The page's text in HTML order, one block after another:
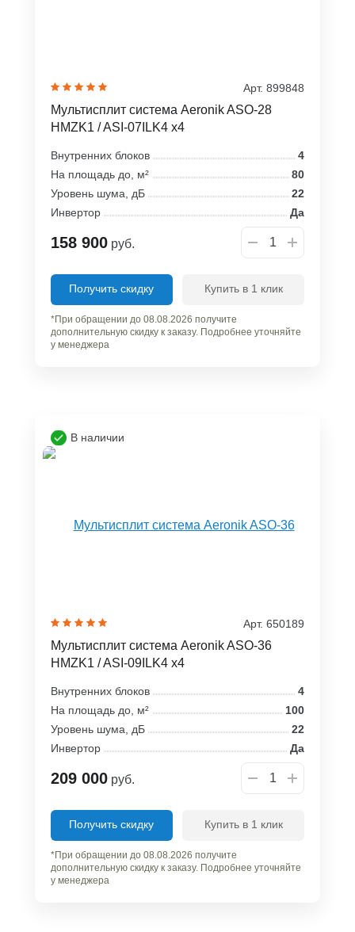
Арт. 899848
Мультисплит система Aeronik ASO-28
HMZK1 / ASI-07ILK4 x4
Внутренних блоков
4
На площадь до, м²
80
Уровень шума, дБ
22
Инвертор
Да
158 900 руб.
Получить скидку Купить в 1 клик
*При обращении до 08.08.2026 получите
дополнительную скидку к заказу. Подробнее уточняйте
у менеджера
В наличии
Арт. 650189
Мультисплит система Aeronik ASO-36
HMZK1 / ASI-09ILK4 x4
Внутренних блоков
4
На площадь до, м²
100
Уровень шума, дБ
22
Инвертор
Да
209 000 руб.
Получить скидку Купить в 1 клик
*При обращении до 08.08.2026 получите
дополнительную скидку к заказу. Подробнее уточняйте
у менеджера